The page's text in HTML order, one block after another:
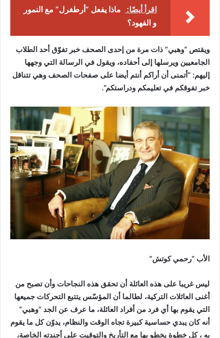
اقرأ أيضًا:
ماذا يفعل “أرطغرل” مع النمور
و الفهود؟
ويقتص “وهبي” ذات مرة من إحدى الصحف خبر تفوّق أحد الطلاب
الجامعيين ويرسلها إلى أحفاده، ويقول في الرسالة التي وجهها
إليهم: “أتمنى أن أراكم أنتم أيضا على صفحات الصحف وهي تتناقل
خبر تفوقكم في تعليمكم ودراستكم”.
الأب “رحمي كوتش”
ليس غريبا على هذه العائلة أن تحقق هذه النجاحات وأن تصبح من
أغنى العائلات التركية، لطالما أن المؤسّس يتتبع التحركات جميعها
التي يقوم بها أي فرد من أفراد العائلة، ما عرف عن الجد “وهبي”
أنه كان يبدي حساسية كبيرة تجاه الوقت والنظام، يدوّن كل ما يقوم
به ، كل خطوة يخطو بها مع التأريخ والتوقيت على أجندته الخاصة،